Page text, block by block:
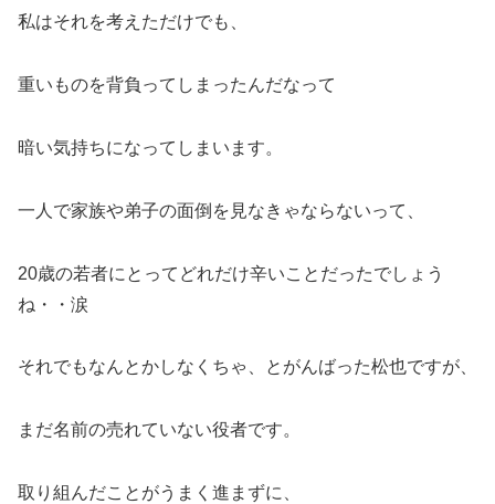
私はそれを考えただけでも、
重いものを背負ってしまったんだなって
暗い気持ちになってしまいます。
一人で家族や弟子の面倒を見なきゃならないって、
20歳の若者にとってどれだけ辛いことだったでしょう
ね・・涙
それでもなんとかしなくちゃ、とがんばった松也ですが、
まだ名前の売れていない役者です。
取り組んだことがうまく進まずに、